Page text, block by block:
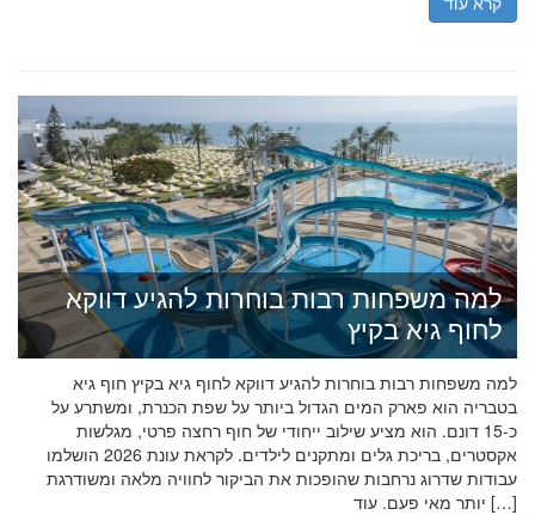
למה משפחות רבות בוחרות להגיע דווקא
לחוף גיא בקיץ
למה משפחות רבות בוחרות להגיע דווקא לחוף גיא בקיץ חוף גיא
בטבריה הוא פארק המים הגדול ביותר על שפת הכנרת, ומשתרע על
כ-15 דונם. הוא מציע שילוב ייחודי של חוף רחצה פרטי, מגלשות
אקסטרים, בריכת גלים ומתקנים לילדים. לקראת עונת 2026 הושלמו
עבודות שדרוג נרחבות שהופכות את הביקור לחוויה מלאה ומשודרגת
יותר מאי פעם. עוד […]